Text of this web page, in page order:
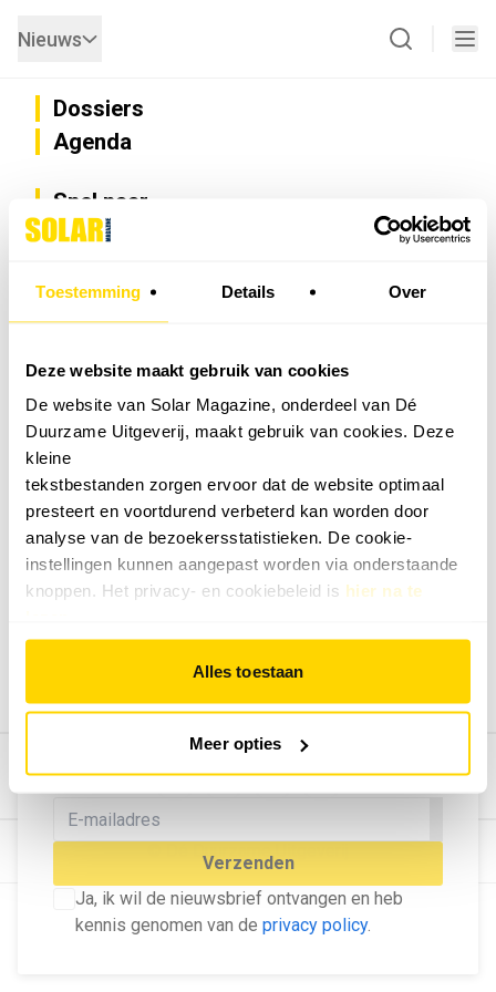
Toestemming Details Over
Deze website maakt gebruik van cookies
De website van Solar Magazine, onderdeel van Dé
Duurzame Uitgeverij, maakt gebruik van cookies. Deze
kleine
tekstbestanden zorgen ervoor dat de website optimaal
presteert en voortdurend verbeterd kan worden door
analyse van de bezoekersstatistieken. De cookie-
instellingen kunnen aangepast worden via onderstaande
knoppen. Het privacy- en cookiebeleid is hier na te
Alles toestaan
Meer opties
MELD U AAN VOOR ONZE
NIEUWSBRIEF
Blijf op de hoogte van het laatste nieuws!
Verzenden
Ja, ik wil de nieuwsbrief ontvangen en heb
kennis genomen van de privacy policy.
Nieuws
Dossiers
Agenda
Snel naar
Privacy
Nieuwsbrief
Vacatures
Installateurzoeker
Cookievoorkeuren wijzigen
English
Geef ons feedback
Vertel ons wat je van onze website vindt.
Tip de redactie
Bekijk hier de mogelijkheden.
© Dé Duurzame Uitgeverij